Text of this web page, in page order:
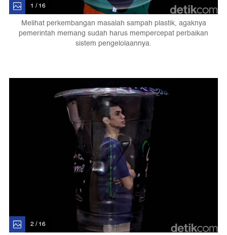
1 / 16
Melihat perkembangan masalah sampah plastik, agaknya
pemerintah memang sudah harus mempercepat perbaikan
sistem pengelolaannya.
2 / 16